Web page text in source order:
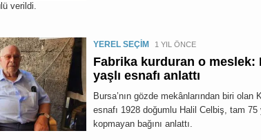
verildi.
YEREL SEÇİM 1 YIL ÖNCE
Fabrika kurduran o meslek:
yaşlı esnafı anlattı
Bursa’nın gözde mekânlarından biri olan
esnafı 1928 doğumlu Halil Celbiş, tam 75
kopmayan bağını anlattı.